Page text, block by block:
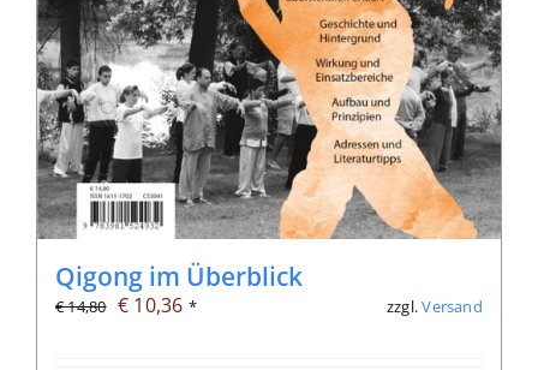
Qigong im Überblick
€14,80 Ursprünglicher
€ 10,36Aktueller
* zzgl.Versand